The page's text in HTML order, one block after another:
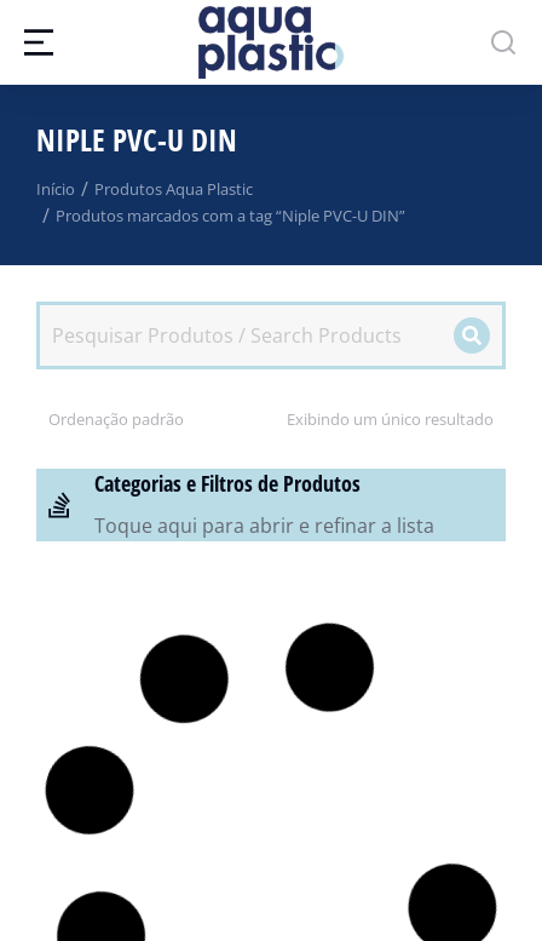
NIPLE PVC-U DIN
Você está aqui:
Início
Produtos Aqua Plastic
Produtos marcados com a tag “Niple PVC-U DIN”
Exibindo um único resultado
Categorias e Filtros de Produtos
Toque aqui para abrir e refinar a lista